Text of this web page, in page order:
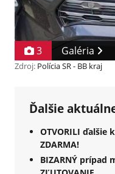
3 Galéria
Zdroj: Polícia SR - BB kraj
Ďalšie
OTVORILI ďalšie
ZDARMA!
BIZARNÝ prípad